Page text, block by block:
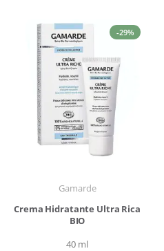
-29%
Gamarde
Crema Hidratante Ultra Rica
BIO
40 ml